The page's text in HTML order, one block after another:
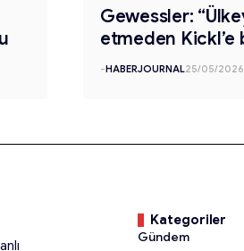
Gewessler:
etmeden Kickl’e
-HABERJOURNAL25/05/2026
Kategoriler
Gündem